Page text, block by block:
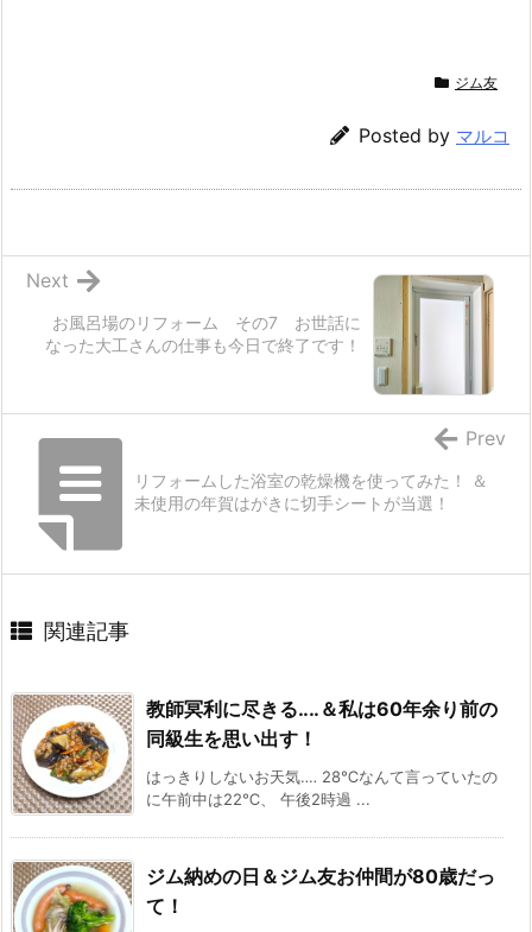
ジム友
Posted by マルコ
お風呂場のリフォーム その7 お世話に
なった大工さんの仕事も今日で終了です！
Next
リフォームした浴室の乾燥機を使ってみた！ ＆
未使用の年賀はがきに切手シートが当選！
Prev
関連記事
教師冥利に尽きる‥‥＆私は60年余り前の
同級生を思い出す！
はっきりしないお天気‥‥ 28℃なんて言っていたの
に午前中は22℃、 午後2時過 ...
ジム納めの日＆ジム友お仲間が80歳だっ
て！